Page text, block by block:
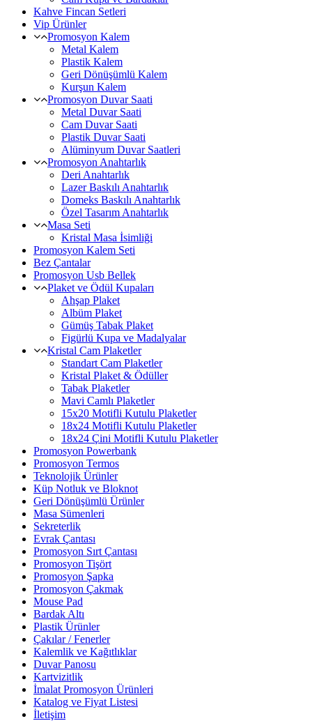
Kahve Fincan Setleri
Vip Ürünler
Promosyon Kalem
Metal Kalem
Plastik Kalem
Geri Dönüşümlü Kalem
Kurşun Kalem
Promosyon Duvar Saati
Metal Duvar Saati
Cam Duvar Saati
Plastik Duvar Saati
Alüminyum Duvar Saatleri
Promosyon Anahtarlık
Deri Anahtarlık
Lazer Baskılı Anahtarlık
Domeks Baskılı Anahtarlık
Özel Tasarım Anahtarlık
Masa Seti
Kristal Masa İsimliği
Promosyon Kalem Seti
Bez Çantalar
Promosyon Usb Bellek
Plaket ve Ödül Kupaları
Ahşap Plaket
Albüm Plaket
Gümüş Tabak Plaket
Figürlü Kupa ve Madalyalar
Kristal Cam Plaketler
Standart Cam Plaketler
Kristal Plaket & Ödüller
Tabak Plaketler
Mavi Camlı Plaketler
15x20 Motifli Kutulu Plaketler
18x24 Motifli Kutulu Plaketler
18x24 Çini Motifli Kutulu Plaketler
Promosyon Powerbank
Promosyon Termos
Teknolojik Ürünler
Küp Notluk ve Bloknot
Geri Dönüşümlü Ürünler
Masa Sümenleri
Sekreterlik
Evrak Çantası
Promosyon Sırt Çantası
Promosyon Tişört
Promosyon Şapka
Promosyon Çakmak
Mouse Pad
Bardak Altı
Plastik Ürünler
Çakılar / Fenerler
Kalemlik ve Kağıtlıklar
Duvar Panosu
Kartvizitlik
İmalat Promosyon Ürünleri
Katalog ve Fiyat Listesi
İletişim